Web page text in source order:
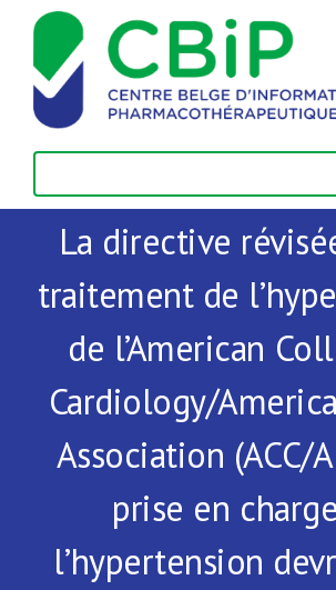
Passer
contenu
Actualités
Publications
Contact
À propos de nous
La directive
traitement de
de l’American
Cardiology/
Association (ACC/
prise en
l’hypertension